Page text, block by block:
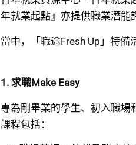
年就業起點』亦提供職業潛能
當中，「職途Fresh Up」特備
1. 求職Make Easy
專為剛畢業的學生、初入職
課程包括：